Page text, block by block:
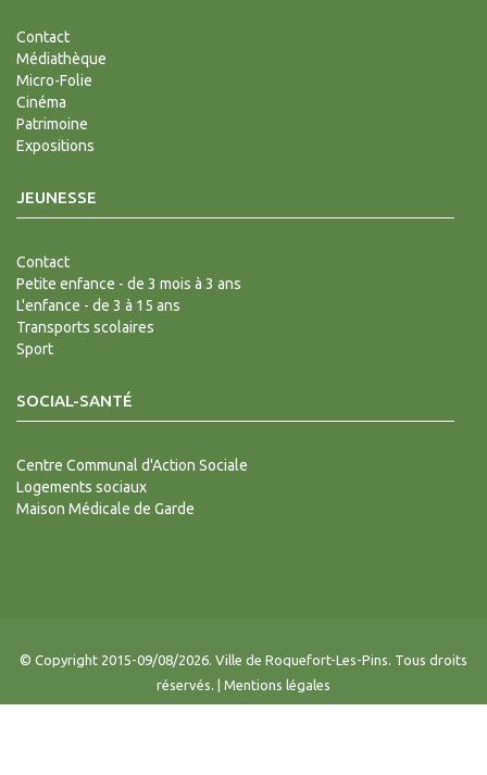
Contact
Médiathèque
Micro-Folie
Cinéma
Patrimoine
Expositions
JEUNESSE
Contact
Petite enfance - de 3 mois à 3 ans
L'enfance - de 3 à 15 ans
Transports scolaires
Sport
SOCIAL-SANTÉ
Centre Communal d'Action Sociale
Logements sociaux
Maison Médicale de Garde
© Copyright 2015-09/08/2026. Ville de Roquefort-Les-Pins. Tous droits
réservés. | Mentions légales